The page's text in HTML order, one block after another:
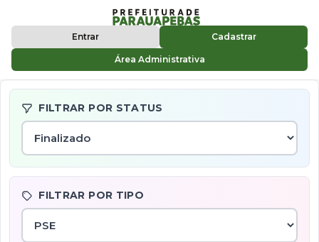
Entrar Cadastrar
Área Administrativa
FILTRAR POR STATUS
FILTRAR POR TIPO